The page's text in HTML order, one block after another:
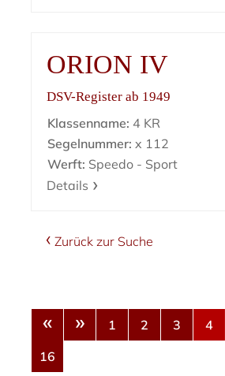
ORION IV
DSV-Register ab 1949
Klassenname: 4 KR
Segelnummer: x 112
Werft: Speedo - Sport
Details
Zurück zur Suche
« » 1 2 3 4
16